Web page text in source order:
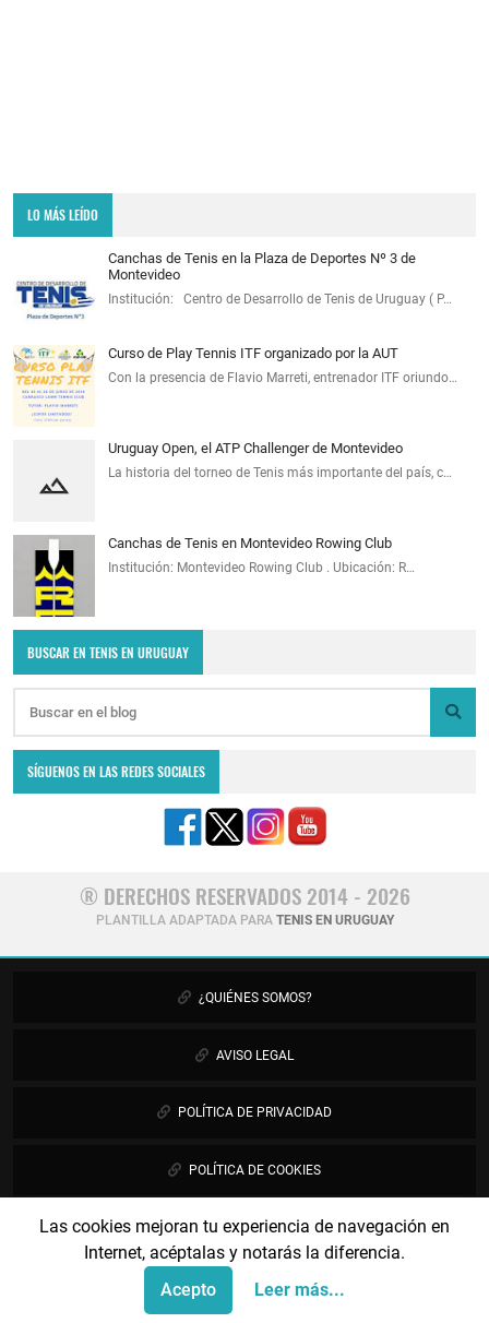
Las cookies mejoran tu experiencia de navegación en
Internet, acéptalas y notarás la diferencia.
Acepto
Leer más...
LO MÁS LEÍDO
Canchas de Tenis en la Plaza de Deportes Nº 3 de
Montevideo
Institución: Centro de Desarrollo de Tenis de Uruguay ( P…
Curso de Play Tennis ITF organizado por la AUT
Con la presencia de Flavio Marreti, entrenador ITF oriundo…
Uruguay Open, el ATP Challenger de Montevideo
La historia del torneo de Tenis más importante del país, c…
Canchas de Tenis en Montevideo Rowing Club
Institución: Montevideo Rowing Club . Ubicación: R…
BUSCAR EN TENIS EN URUGUAY
SÍGUENOS EN LAS REDES SOCIALES
® DERECHOS RESERVADOS 2014 - 2026
PLANTILLA ADAPTADA PARA TENIS EN URUGUAY
¿QUIÉNES SOMOS?
AVISO LEGAL
POLÍTICA DE PRIVACIDAD
POLÍTICA DE COOKIES
PUBLICIDAD
CONTÁCTANOS